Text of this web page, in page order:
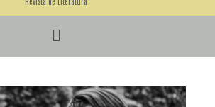
Menú